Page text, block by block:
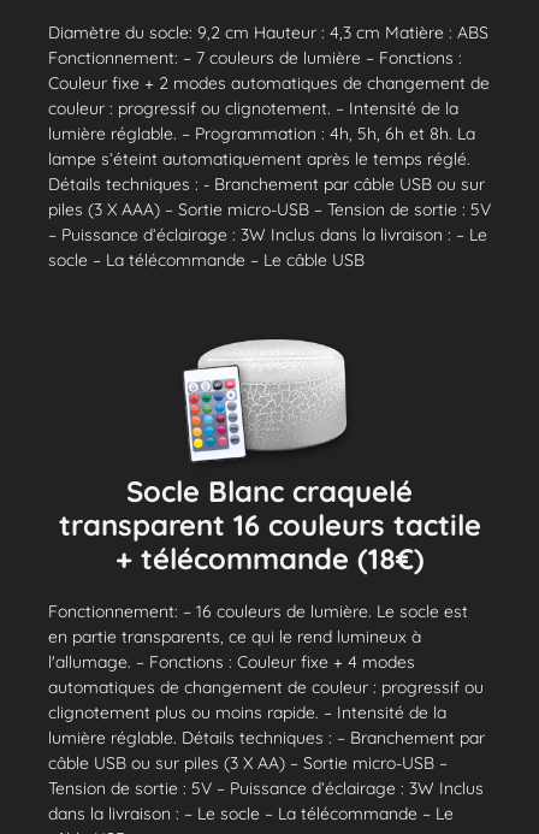
Diamètre du socle: 9,2 cm Hauteur : 4,3 cm Matière : ABS
Fonctionnement: – 7 couleurs de lumière – Fonctions :
Couleur fixe + 2 modes automatiques de changement de
couleur : progressif ou clignotement. – Intensité de la
lumière réglable. – Programmation : 4h, 5h, 6h et 8h. La
lampe s’éteint automatiquement après le temps réglé.
Détails techniques : - Branchement par câble USB ou sur
piles (3 X AAA) – Sortie micro-USB – Tension de sortie : 5V
– Puissance d’éclairage : 3W Inclus dans la livraison : – Le
socle – La télécommande – Le câble USB
Socle Blanc craquelé
transparent 16 couleurs tactile
+ télécommande (18€)
Fonctionnement: – 16 couleurs de lumière. Le socle est
en partie transparents, ce qui le rend lumineux à
l'allumage. – Fonctions : Couleur fixe + 4 modes
automatiques de changement de couleur : progressif ou
clignotement plus ou moins rapide. – Intensité de la
lumière réglable. Détails techniques : – Branchement par
câble USB ou sur piles (3 X AA) – Sortie micro-USB –
Tension de sortie : 5V – Puissance d’éclairage : 3W Inclus
dans la livraison : – Le socle – La télécommande – Le